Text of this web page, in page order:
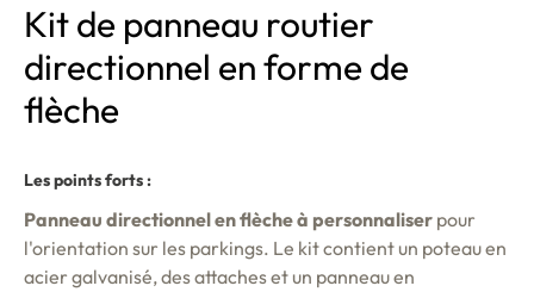
Kit de panneau routier
directionnel en forme de
flèche
Les points forts :
Panneau directionnel en flèche à personnaliser pour
l'orientation sur les parkings. Le kit contient un poteau en
acier galvanisé, des attaches et un panneau en